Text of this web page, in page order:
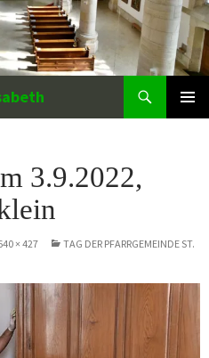
3.9.2022,
× 427
TAG DER PFARRGEMEINDE ST.